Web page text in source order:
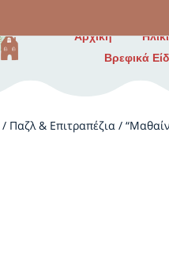
Αρχική
Βρεφικά
/ Παζλ & Επιτραπέζια /